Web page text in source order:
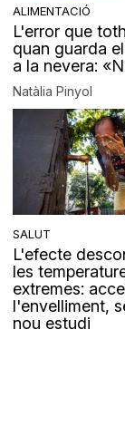
ALIMENTACIÓ
L'error que
quan guarda
a la nevera:
Natàlia Pinyol
SALUT
L'efecte
les
extremes:
l'envelliment,
nou estudi